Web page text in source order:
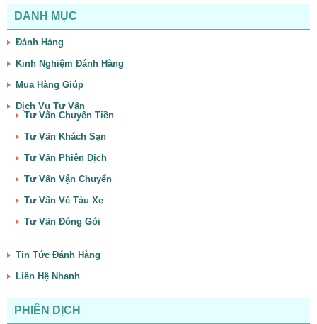
DANH MỤC
Đánh Hàng
Kinh Nghiệm Đánh Hàng
Mua Hàng Giúp
Dịch Vụ Tư Vấn
Tư Vấn Chuyển Tiền
Tư Vấn Khách Sạn
Tư Vấn Phiên Dịch
Tư Vấn Vận Chuyển
Tư Vấn Vé Tàu Xe
Tư Vấn Đóng Gói
Tin Tức Đánh Hàng
Liên Hệ Nhanh
PHIÊN DỊCH